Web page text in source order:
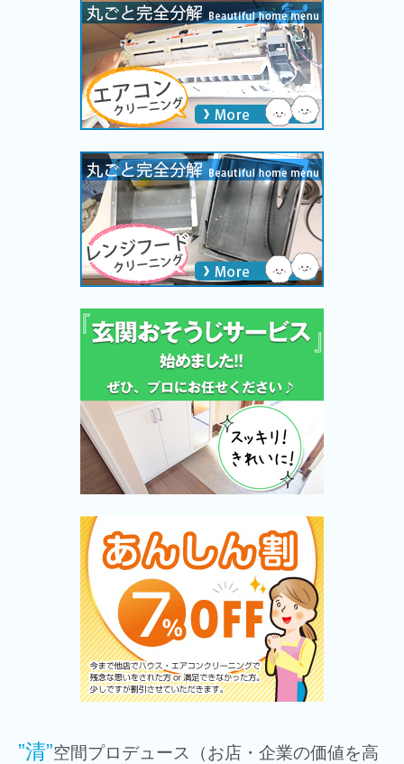
”清”空間プロデュース（お店・企業の価値を高